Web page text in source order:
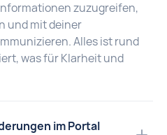
zuzugreifen,
und mit deiner
Alles ist rund
was für Klarheit und
im Portal